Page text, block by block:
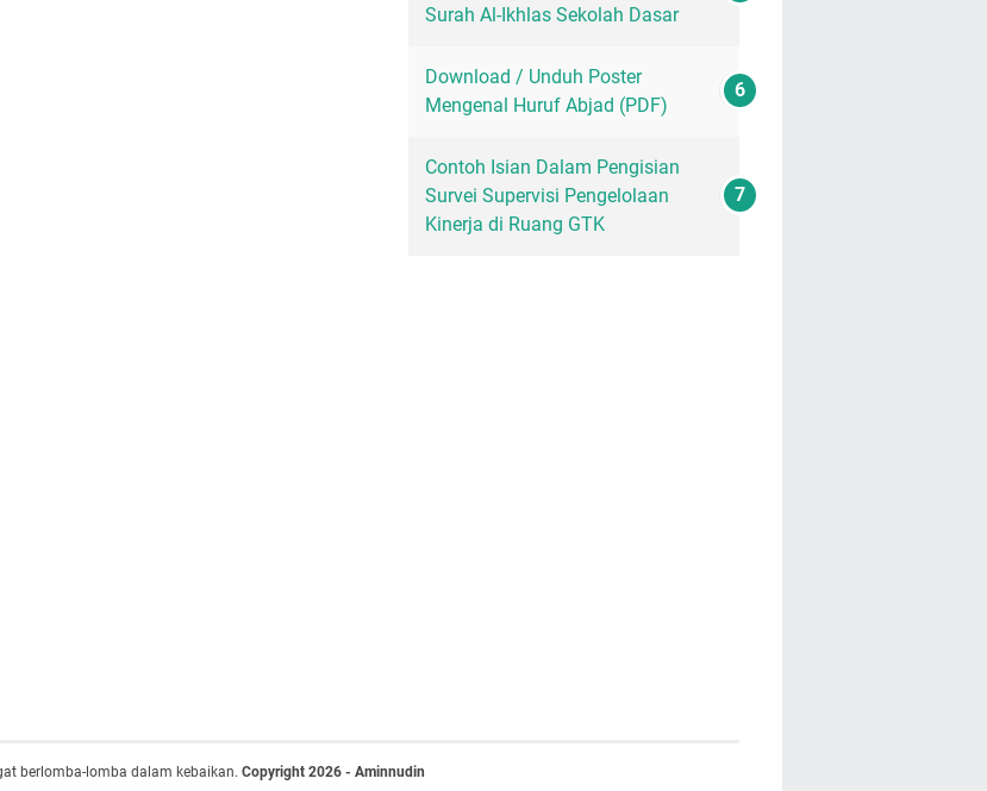
Surah Al-Ikhlas Sekolah Dasar
Download / Unduh Poster
Mengenal Huruf Abjad (PDF)
Contoh Isian Dalam Pengisian
Survei Supervisi Pengelolaan
Kinerja di Ruang GTK
berlomba-lomba dalam kebaikan. Copyright 2026 - Aminnudin